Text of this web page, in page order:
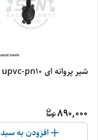
شیر پروانه ای upvc-pn10
890,000
افزودن به سبد